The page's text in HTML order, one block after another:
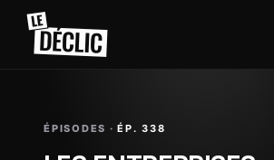
ÉPISODES ·ÉP. 338